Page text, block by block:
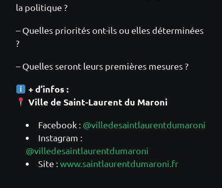
la politique ?
– Quelles priorités ont-ils ou elles déterminées
?
– Quelles seront leurs premières mesures ?
+ d’infos :
Ville de Saint-Laurent du Maroni
Facebook : @villedesaintlaurentdumaroni
Instagram :
@villedesaintlaurentdumaroni
Site :www.saintlaurentdumaroni.fr